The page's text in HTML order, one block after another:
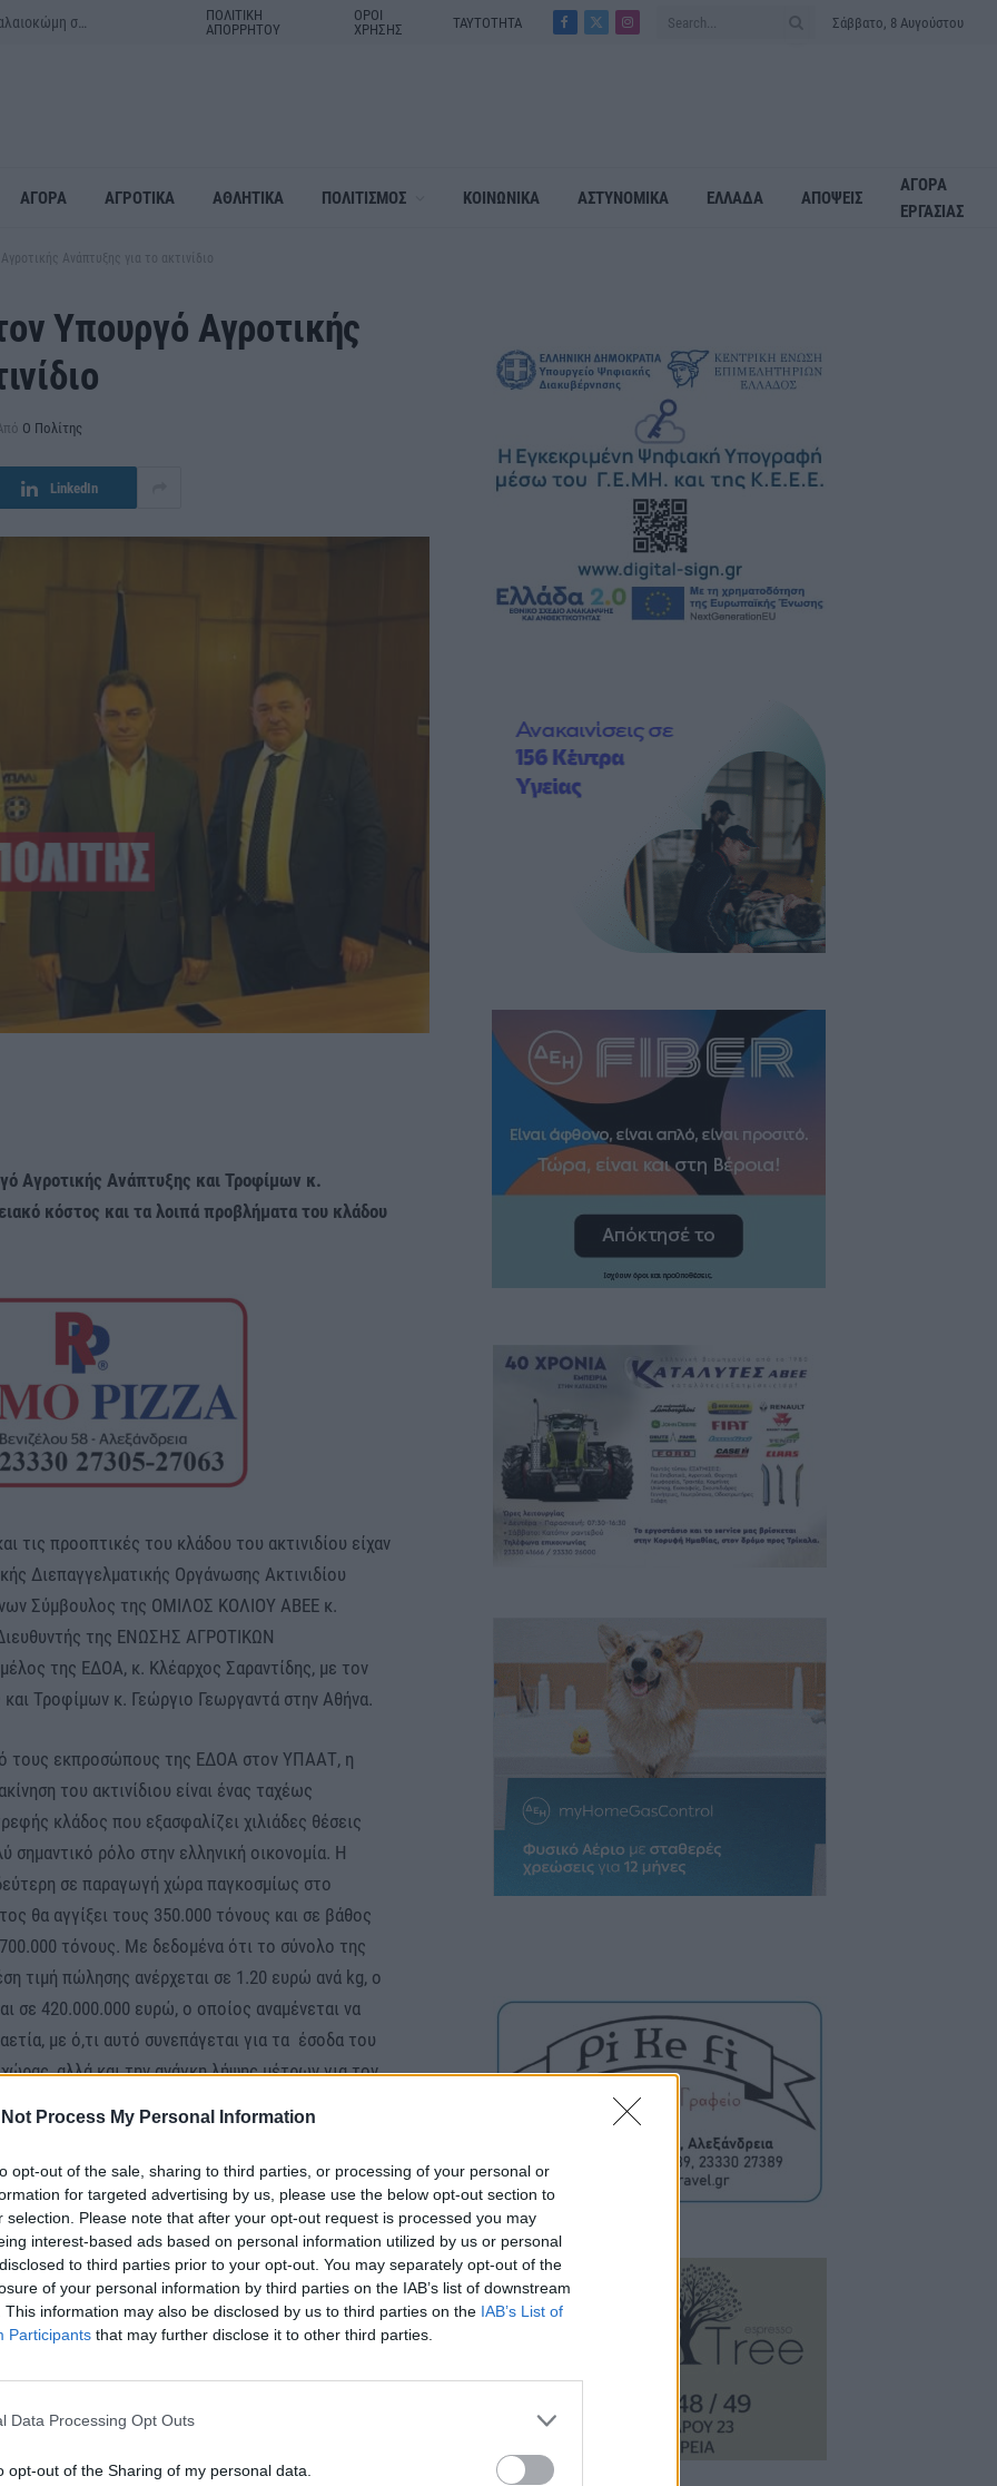
Not Process My Personal Information
opt-out of the sale, sharing to third parties, or processing of your personal or
for targeted advertising by us, please use the below opt-out section to
selection. Please note that after your opt-out request is processed you may
interest-based ads based on personal information utilized by us or personal
to third parties prior to your opt-out. You may separately opt-out of the
of your personal information by third parties on the IAB’s list of downstream
This information may also be disclosed by us to third parties on the IAB’s List of
Participants that may further disclose it to other third parties.
Data Processing Opt Outs
opt-out of the Sharing of my personal data.
ΠΟΛΙΤΙΚΗ
ΑΠΟΡΡΗΤΟΥ
ΟΡΟΙ
ΧΡΗΣΗΣ
ΤΑΥΤΟΤΗΤΑ
Facebook
X
Instagram
Σάββατο, 8 Αυγούστου
ΑΓΟΡΑ ΑΓΡΟΤΙΚΑ ΑΘΛΗΤΙΚΑ ΠΟΛΙΤΙΣΜΟΣ ΚΟΙΝΩΝΙΚΑ ΑΣΤΥΝΟΜΙΚΑ ΕΛΛΑΔΑ ΑΠΟΨΕΙΣ
ΑΓΟΡΑ
ΕΡΓΑΣΙΑΣ
Ανάπτυξης για το ακτινίδιο
Υπουργό Αγροτικής
Ο Πολίτης
LinkedIn
Αγροτικής Ανάπτυξης και Τροφίμων κ.
κόστος και τα λοιπά προβλήματα του κλάδου
τις προοπτικές του κλάδου του ακτινιδίου είχαν
Διεπαγγελματικής Οργάνωσης Ακτινιδίου
Σύμβουλος της ΟΜΙΛΟΣ ΚΟΛΙΟΥ ΑΒΕΕ κ.
της ΕΝΩΣΗΣ ΑΓΡΟΤΙΚΩΝ
της ΕΔΟΑ, κ. Κλέαρχος Σαραντίδης, με τον
Τροφίμων κ. Γεώργιο Γεωργαντά στην Αθήνα.
τους εκπροσώπους της ΕΔΟΑ στον ΥΠΑΑΤ, η
του ακτινίδιου είναι ένας ταχέως
κλάδος που εξασφαλίζει χιλιάδες θέσεις
σημαντικό ρόλο στην ελληνική οικονομία. Η
σε παραγωγή χώρα παγκοσμίως στο
θα αγγίξει τους 350.000 τόνους και σε βάθος
τόνους. Με δεδομένα ότι το σύνολο της
τιμή πώλησης ανέρχεται σε 1.20 ευρώ ανά kg, ο
σε 420.000.000 ευρώ, ο οποίος αναμένεται να
με ό,τι αυτό συνεπάγεται για τα έσοδα του
αλλά και την ανάγκη λήψης μέτρων για τον
αυξανόμενης ελληνικής παραγωγής.
η Ισπανία, οι ΗΠΑ, η Πολωνία, η Γερμανία και
ενέργειαςπου πλήττει παραγωγούς και
με δεδομένο μάλιστα ότι πρόκειται για ένα
μηνών που πρέπει να διατηρηθεί στο ψυγείο.
της ενέργειας οι επιχειρήσεις του κλάδου
στους ξένους πελάτες αλλά και να αποθηκεύσουν
δημιουργηθεί θα έχει ως αποτέλεσμα να μείνει
(στα δέντρα).